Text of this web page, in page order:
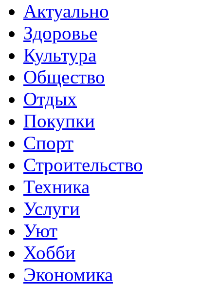
Актуально
Здоровье
Культура
Общество
Отдых
Покупки
Спорт
Строительство
Техника
Услуги
Уют
Хобби
Экономика